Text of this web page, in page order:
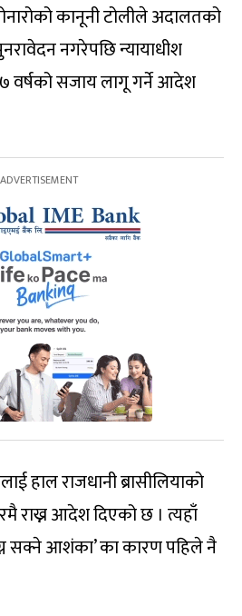
कानूनी टोलीले अदालतको
नगरेपछि न्यायाधीश
वर्षको सजाय लागू गर्ने आदेश
हाल राजधानी ब्रासीलियाको
राख्न आदेश दिएको छ । त्यहाँ
सक्ने आशंका’ का कारण पहिले नै